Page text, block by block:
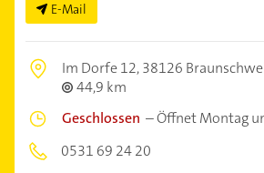
E-Mail
Im Dorfe 12,38126
44,9 km
Geschlossen –Öffnet Montag
0531 69 24 20